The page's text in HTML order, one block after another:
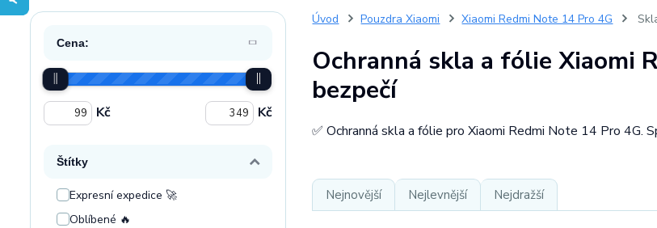
Cena:
Kč Kč
Štítky
Expresní expedice 🚀
Oblíbené 🔥
Úvod Pouzdra Xiaomi Xiaomi Redmi Note 14 Pro 4G
Ochranná skla a fólie Xiaomi
bezpečí
✅ Ochranná skla a fólie pro Xiaomi Redmi Note 14 Pro 4G.
Nejnovější Nejlevnější Nejdražší